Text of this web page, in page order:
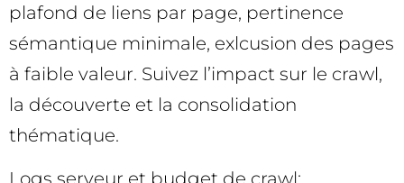
plafond de liens par page, pertinence
sémantique minimale, exlcusion des pages
à faible valeur. Suivez l’impact sur le crawl,
la découverte et la consolidation
thématique.